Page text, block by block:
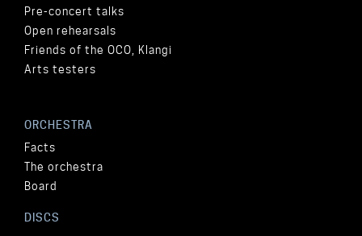
Pre-concert talks
Open rehearsals
Friends of the OCO, Klangi
Arts testers
ORCHESTRA
Facts
The orchestra
Board
DISCS